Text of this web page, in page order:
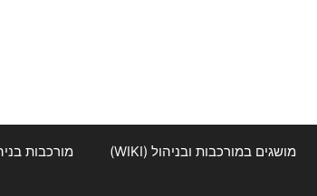
מושגים במורכבות ובניהול (WIKI) מורכבות